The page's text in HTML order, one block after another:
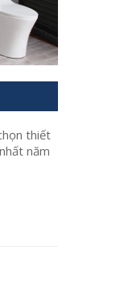
thiết
năm